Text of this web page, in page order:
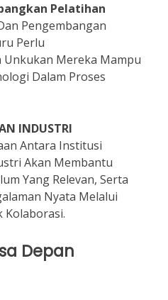
Pelatihan
Pengembangan
Perlu
Mereka Mampu
Dalam Proses
INDUSTRI
Antara Institusi
Akan Membantu
Yang Relevan, Serta
Nyata Melalui
Kolaborasi.
Depan